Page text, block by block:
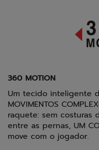
360 MOTION
Um tecido inteligente
MOVIMENTOS
raquete: sem costuras
entre as pernas, UM
move com o jogador.